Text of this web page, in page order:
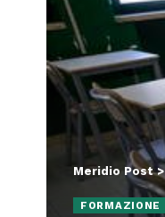
Meridio Post>
FORMAZIONE